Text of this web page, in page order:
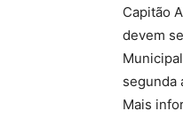
Capitão
devem
segunda
Mais